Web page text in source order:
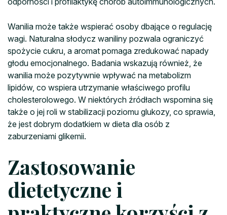
Wanilia może także wspierać osoby dbające o regulację
wagi. Naturalna słodycz waniliny pozwala ograniczyć
spożycie cukru, a aromat pomaga zredukować napady
głodu emocjonalnego. Badania wskazują również, że
wanilia może pozytywnie wpływać na metabolizm
lipidów, co wspiera utrzymanie właściwego profilu
cholesterolowego. W niektórych źródłach wspomina się
także o jej roli w stabilizacji poziomu glukozy, co sprawia,
że jest dobrym dodatkiem w dieta dla osób z
zaburzeniami glikemii.
Zastosowanie
dietetyczne i